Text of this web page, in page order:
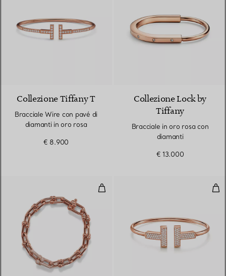
Collezione Tiffany T
Bracciale Wire con pavé di
diamanti in oro rosa
€ 8.900
Collezione Lock by
Tiffany
Bracciale in oro rosa con
diamanti
€ 13.000
Bracciale a maglie medie in oro